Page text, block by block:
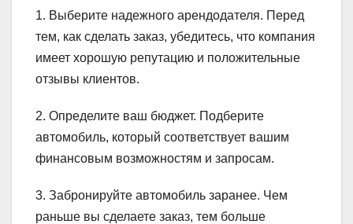
1. Выберите надежного арендодателя. Перед
тем, как сделать заказ, убедитесь, что компания
имеет хорошую репутацию и положительные
отзывы клиентов.
2. Определите ваш бюджет. Подберите
автомобиль, который соответствует вашим
финансовым возможностям и запросам.
3. Забронируйте автомобиль заранее. Чем
раньше вы сделаете заказ, тем больше